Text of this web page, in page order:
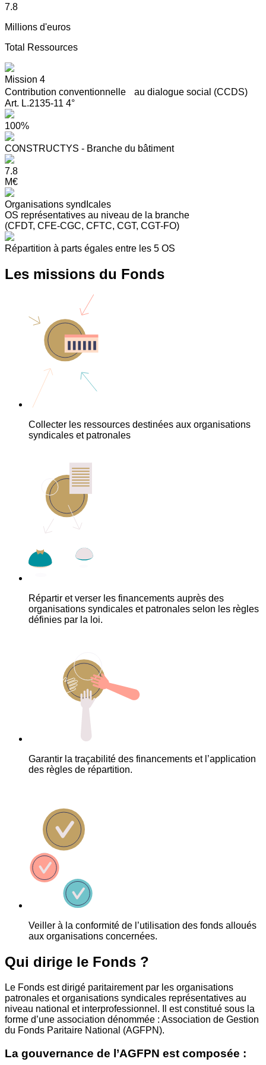
7.8
Millions d'euros
Total Ressources
Mission 4
Contribution conventionnelle au dialogue social (CCDS)
Art. L.2135-11 4°
100%
CONSTRUCTYS - Branche du bâtiment
7.8
M€
Organisations syndIcales
OS représentatives au niveau de la branche
(CFDT, CFE-CGC, CFTC, CGT, CGT-FO)
Répartition à parts égales entre les 5 OS
Les missions du Fonds
Collecter les ressources destinées aux organisations
syndicales et patronales
Répartir et verser les financements auprès des
organisations syndicales et patronales selon les règles
définies par la loi.
Garantir la traçabilité des financements et l’application
des règles de répartition.
Veiller à la conformité de l’utilisation des fonds alloués
aux organisations concernées.
Qui dirige le Fonds ?
Le Fonds est dirigé paritairement par les organisations
patronales et organisations syndicales représentatives au
niveau national et interprofessionnel. Il est constitué sous la
forme d’une association dénommée : Association de Gestion
du Fonds Paritaire National (AGFPN).
La gouvernance de l’AGFPN est composée :